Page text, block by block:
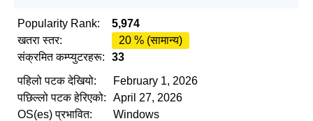
Popularity Rank:
5,974
खतरा स्तर:
20 % (सामान्य)
संक्रमित कम्प्युटरहरू:
33
पहिलो पटक देखियो:
February 1, 2026
पछिल्लो पटक हेरिएको:
April 27, 2026
OS(es) प्रभावित:
Windows